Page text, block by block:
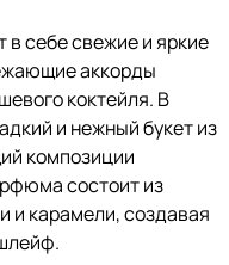
себе свежие и яркие
аккорды
коктейля. В
и нежный букет из
композиции
состоит из
и карамели, создавая